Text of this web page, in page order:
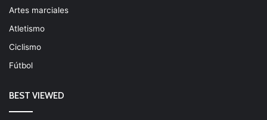
Artes marciales
Atletismo
Ciclismo
Fútbol
BEST VIEWED